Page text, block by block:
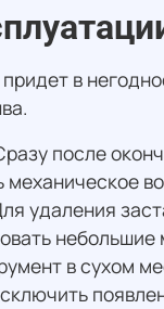
в
после
механическое
удаления
в сухом